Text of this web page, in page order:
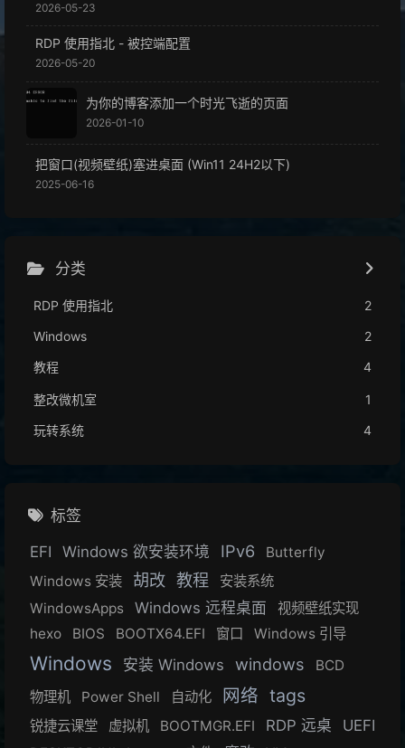
2026-05-23
RDP 使用指北 - 被控端配置
2026-05-20
为你的博客添加一个时光飞逝的页面
2026-01-10
把窗口(视频壁纸)塞进桌面 (Win11 24H2以下)
2025-06-16
分类
RDP 使用指北
2
Windows
2
教程
4
整改微机室
1
玩转系统
4
标签
EFI
Windows 欲安装环境 IPv6
Butterfly
Windows 安装
胡改 教程
安装系统
WindowsApps
Windows 远程桌面
视频壁纸实现
hexo
BIOS BOOTX64.EFI 窗口 Windows 引导
Windows 安装 Windows windows
BCD
物理机
Power Shell 自动化 网络 tags
锐捷云课堂 虚拟机 BOOTMGR.EFI RDP 远桌 UEFI